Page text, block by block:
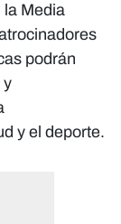
la Media
podrán
y
y el deporte.